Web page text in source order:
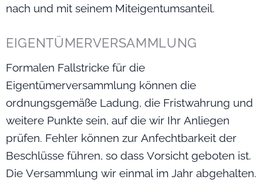
nach und mit seinem Miteigentumsanteil.
EIGENTÜMERVERSAMMLUNG
Formalen Fallstricke für die
Eigentümerversammlung können die
ordnungsgemäße Ladung, die Fristwahrung und
weitere Punkte sein, auf die wir Ihr Anliegen
prüfen. Fehler können zur Anfechtbarkeit der
Beschlüsse führen, so dass Vorsicht geboten ist.
Die Versammlung wir einmal im Jahr abgehalten.